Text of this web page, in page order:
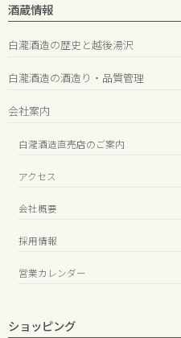
酒蔵情報
白瀧酒造の歴史と越後湯沢
白瀧酒造の酒造り・品質管理
会社案内
白瀧酒造直売店のご案内
アクセス
会社概要
採用情報
営業カレンダー
ショッピング